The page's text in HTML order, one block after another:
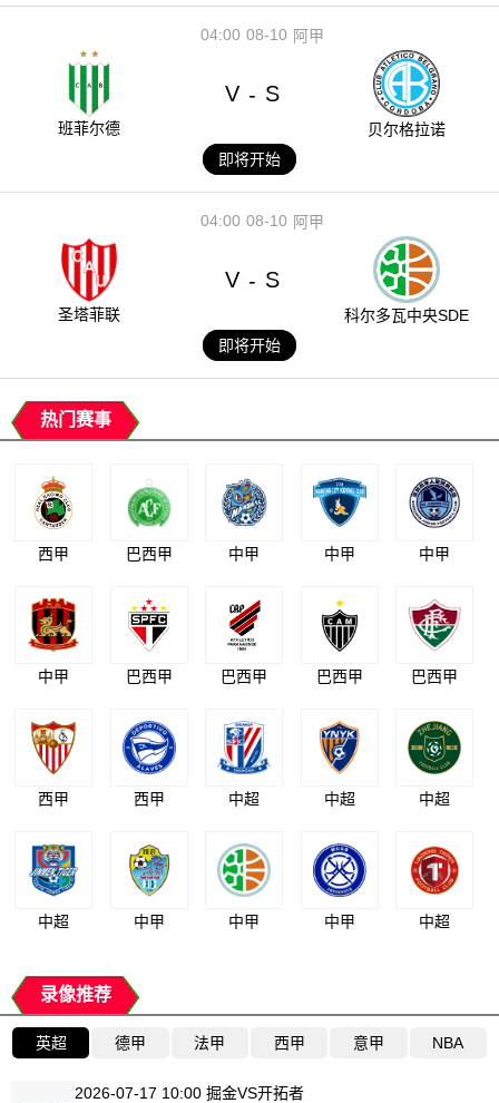
08-10
04:00 阿甲
班菲尔德
V - S
贝尔格拉诺
即将开始
08-10
04:00 阿甲
圣塔菲联
V - S
科尔多瓦中央SDE
即将开始
热门赛事
西甲 巴西甲 中甲 中甲 中甲
中甲 巴西甲 巴西甲 巴西甲 巴西甲
西甲 西甲 中超 中超 中超
中超 中甲 中甲 中甲 中超
录像推荐
英超 德甲 法甲 西甲 意甲 NBA
2026-07-17 10:00 掘金VS开拓者